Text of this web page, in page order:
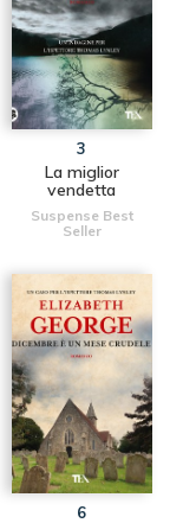
3
La miglior
vendetta
Suspense Best
Seller
6